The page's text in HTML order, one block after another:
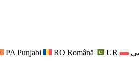
PA Punjabi RO Română UR